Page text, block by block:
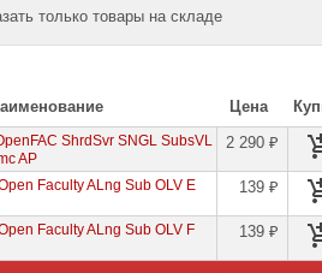
только товары на складе
Цена
ShrdSvr SNGL SubsVL
AP
2 290 ₽
Faculty ALng Sub OLV E
139 ₽
Faculty ALng Sub OLV F
139 ₽